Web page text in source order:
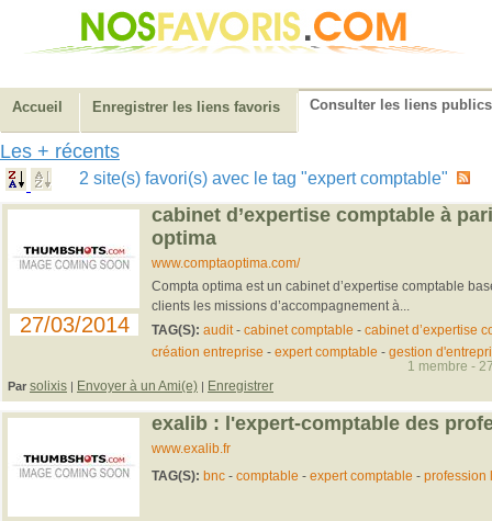
Accueil Enregistrer les liens favoris Consulter les liens publics
Les + récents
2 site(s) favori(s) avec le tag "expert comptable"
27/03/2014
cabinet d’expertise comptable à
optima
www.comptaoptima.com/
Compta optima est un cabinet d’expertise comptable
clients les missions d’accompagnement à...
TAG(S): audit- cabinet comptable - cabinet d’expertise
création entreprise - expert comptable - gestion
Par solixis | Envoyer à un Ami(e) | Enregistrer
1 membre -
exalib : l'expert-comptable des
www.exalib.fr
TAG(S): bnc - comptable - expert comptable - profession